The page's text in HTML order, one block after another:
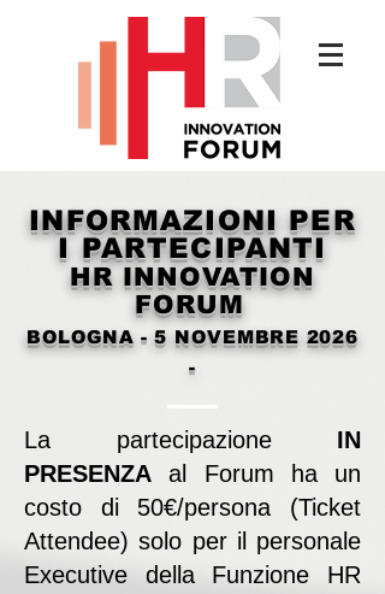
INFORMAZIONI PER
I PARTECIPANTI
HR INNOVATION
FORUM
BOLOGNA - 5 NOVEMBRE 2026
-
La partecipazione IN
PRESENZA al Forum ha un
costo di 50€/persona (Ticket
Attendee)solo per il personale
Executive della Funzione HR